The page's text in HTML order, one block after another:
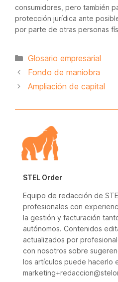
consumidores, pero también
protección jurídica ante
por parte de otras personas
Categorías
Glosario empresarial
Fondo de maniobra
Ampliación de capital
STEL Order
Equipo de redacción de
profesionales con
la gestión y facturación
autónomos. Contenidos
actualizados por
con nosotros sobre
los artículos puede hacerlo